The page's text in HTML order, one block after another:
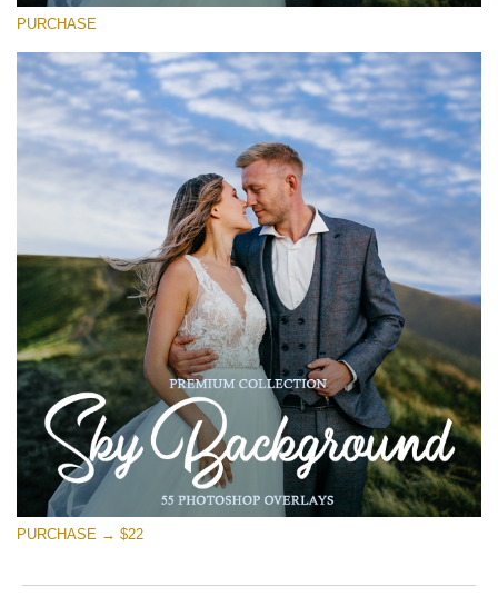
PURCHASE
PURCHASE → $22